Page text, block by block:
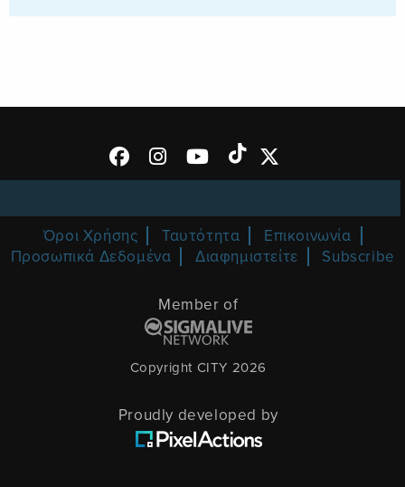
Όροι Χρήσης Ταυτότητα
Επικοινωνία
Προσωπικά Δεδομένα
Διαφημιστείτε Subscribe
Member of
Copyright CITY 2026
Proudly developed by